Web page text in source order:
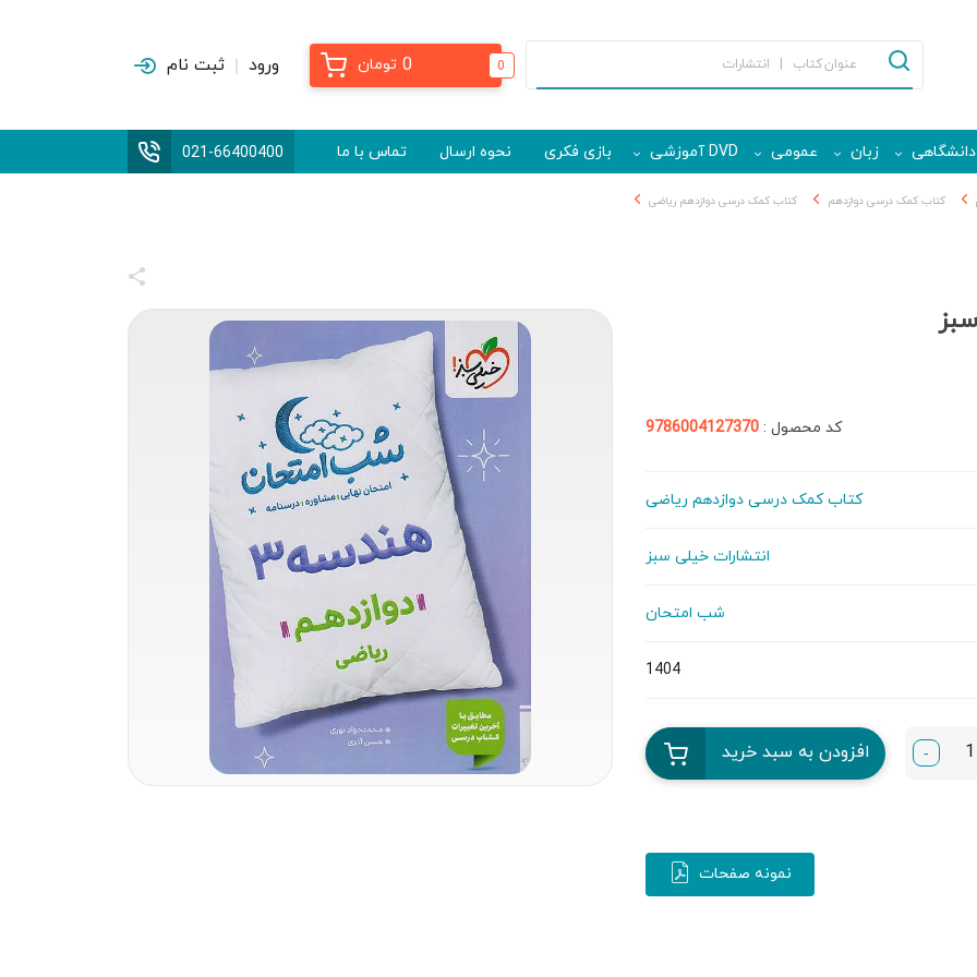
0
0 تومان ورود ثبت نام
دانشگاهی زبان عمومی DVD آموزشی بازی فکری نحوه ارسال تماس با ما 021-66400400
کتاب کمک درسی دوازدهم کتاب کمک درسی دوازدهم ریاضی
کد محصول : 9786004127370
کتاب کمک درسی دوازدهم ریاضی
انتشارات خیلی سبز
شب امتحان
1404
- افزودن به سبد خرید
نمونه صفحات